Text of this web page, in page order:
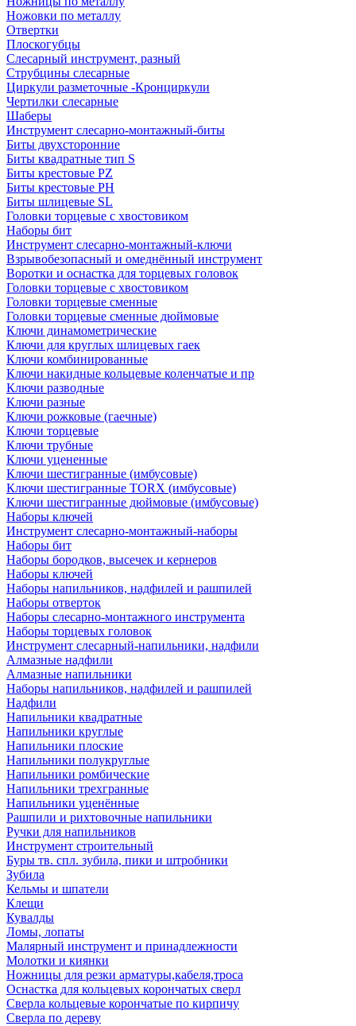
Ножовки по металлу
Отвертки
Плоскогубцы
Слесарный инструмент, разный
Струбцины слесарные
Циркули разметочные -Кронциркули
Чертилки слесарные
Шаберы
Инструмент слесарно-монтажный-биты
Биты двухсторонние
Биты квадратные тип S
Биты крестовые РZ
Биты крестовые РН
Биты шлицевые SL
Головки торцевые с хвостовиком
Наборы бит
Инструмент слесарно-монтажный-ключи
Взрывобезопасный и омеднённый инструмент
Воротки и оснаcтка для торцевых головок
Головки торцевые с хвостовиком
Головки торцевые сменные
Головки торцевые сменные дюймовые
Ключи динамометрические
Ключи для круглых шлицевых гаек
Ключи комбинированные
Ключи накидные кольцевые коленчатые и пр
Ключи разводные
Ключи разные
Ключи рожковые (гаечные)
Ключи торцевые
Ключи трубные
Ключи уцененные
Ключи шестигранные (имбусовые)
Ключи шестигранные TORX (имбусовые)
Ключи шестигранные дюймовые (имбусовые)
Наборы ключей
Инструмент слесарно-монтажный-наборы
Наборы бит
Наборы бородков, высечек и кернеров
Наборы ключей
Наборы напильников, надфилей и рашпилей
Наборы отверток
Наборы слесарно-монтажного инструмента
Наборы торцевых головок
Инструмент слесарный-напильники, надфили
Алмазные надфили
Алмазные напильники
Наборы напильников, надфилей и рашпилей
Надфили
Напильники квадратные
Напильники круглые
Напильники плоские
Напильники полукруглые
Напильники ромбические
Напильники трехгранные
Напильники уценённые
Рашпили и рихтовочные напильники
Ручки для напильников
Инструмент строительный
Буры тв. спл. зубила, пики и штробники
Зубила
Кельмы и шпатели
Клещи
Кувалды
Ломы, лопаты
Малярный инструмент и принадлежности
Молотки и киянки
Ножницы для резки арматуры,кабеля,троса
Оснастка для кольцевых корончатых сверл
Сверла кольцевые корончатые по кирпичу
Сверла по дереву